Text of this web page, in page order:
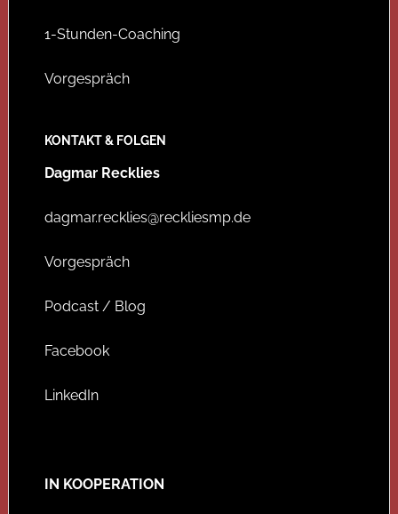
1-Stunden-Coaching
Vorgespräch
KONTAKT & FOLGEN
Dagmar Recklies
dagmar.recklies@reckliesmp.de
Vorgespräch
Podcast / Blog
Facebook
LinkedIn
IN KOOPERATION